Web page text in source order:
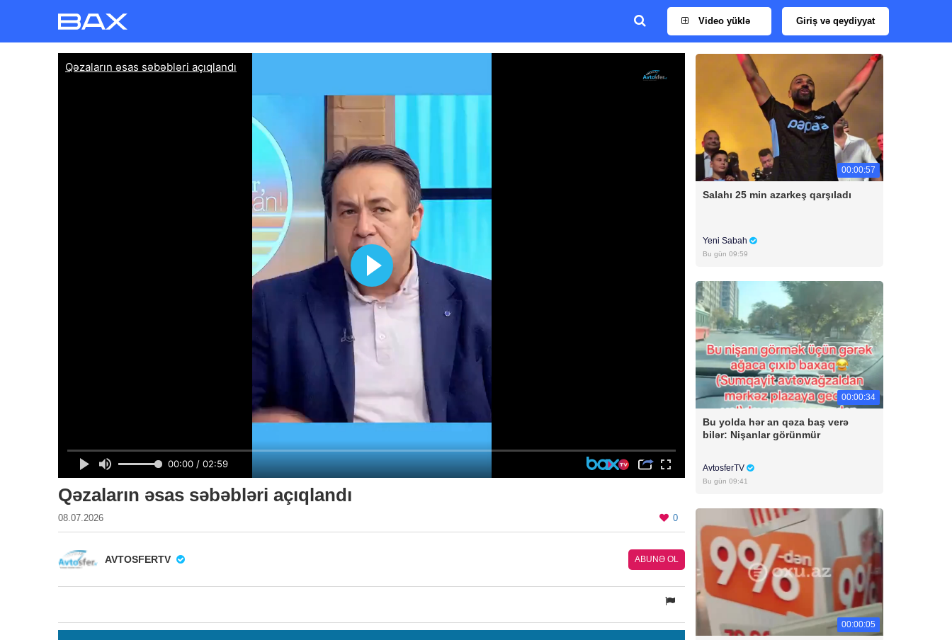
Video yüklə Giriş və qeydiyyat
Qəzaların əsas səbəbləri açıqlandı
08.07.2026 0
AVTOSFERTV ABUNƏ OL
00:00:57
Salahı 25 min azarkeş qarşıladı
Yeni Sabah
Bu gün 09:59
00:00:34
Bu yolda hər an qəza baş verə
bilər: Nişanlar görünmür
AvtosferTV
Bu gün 09:41
00:00:05